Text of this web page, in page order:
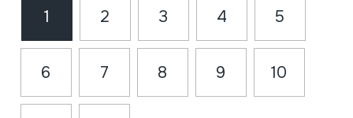
1 2 3 4 5
6 7 8 9 10